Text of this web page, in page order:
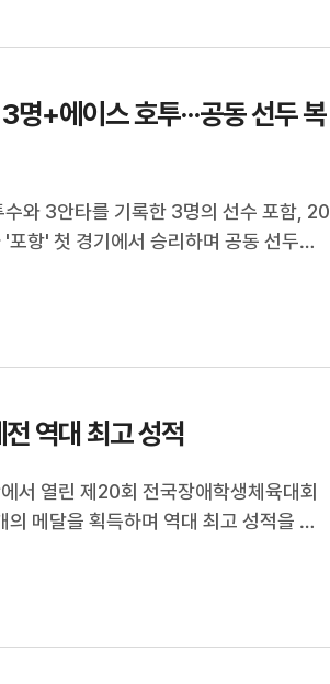
+에이스 호투···공동 선두 복
와 3안타를 기록한 3명의 선수 포함, 20
항' 첫 경기에서 승리하며 공동 선두에
에서 삼성은 선발 원태인의 6이닝 1실점
역대 최고 성적
서 열린 제20회 전국장애학생체육대회
메달을 획득하며 역대 최고 성적을 거
내며 강세를 보였습니다.안동에서는 경